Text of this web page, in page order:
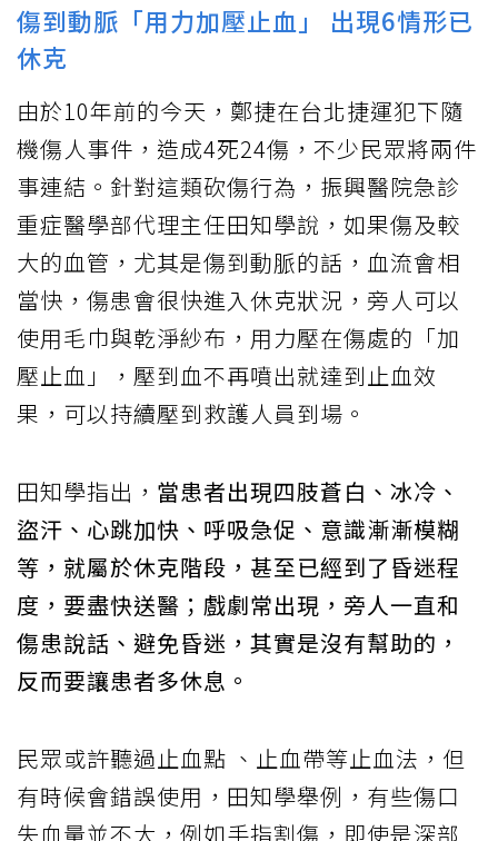
傷到動脈「用力加壓止血」 出現6情形已
休克
由於10年前的今天，鄭捷在台北捷運犯下隨
機傷人事件，造成4死24傷，不少民眾將兩件
事連結。針對這類砍傷行為，振興醫院急診
重症醫學部代理主任田知學說，如果傷及較
大的血管，尤其是傷到動脈的話，血流會相
當快，傷患會很快進入休克狀況，旁人可以
使用毛巾與乾淨紗布，用力壓在傷處的「加
壓止血」，壓到血不再噴出就達到止血效
果，可以持續壓到救護人員到場。
田知學指出， 當患者出現四肢蒼白、冰冷、
盜汗、心跳加快、呼吸急促、意識漸漸模糊
等，就屬於休克階段，甚至已經到了昏迷程
度，要盡快送醫；戲劇常出現，旁人一直和
傷患說話、避免昏迷，其實是沒有幫助的，
反而要讓患者多休息。
民眾或許聽過止血點 、止血帶等止血法，但
有時候會錯誤使用，田知學舉例，有些傷口
失血量並不大，例如手指割傷，即使是深部